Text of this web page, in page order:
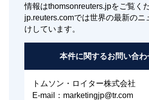
情報はthomsonreuters.jpをご覧く
jp.reuters.comでは世界の最新のニ
けしています。
本件に関するお問い合わ
トムソン・ロイター株式会社
E-mail：marketingjp@tr.com